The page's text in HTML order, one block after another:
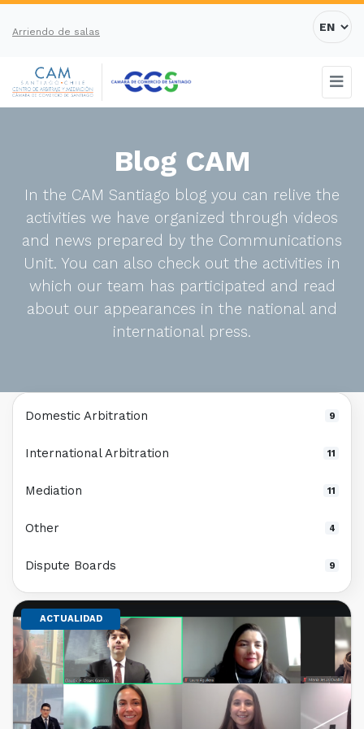
Arriendo de salas
Blog CAM
In the CAM Santiago blog you can relive the
activities we have organized through videos
and news prepared by the Communications
Unit. You can also check out the activities in
which our team has participated and read
about our appearances in the national and
international press.
ACTUALIDAD
Domestic Arbitration 9
International Arbitration 11
Mediation 11
Other 4
Dispute Boards 9